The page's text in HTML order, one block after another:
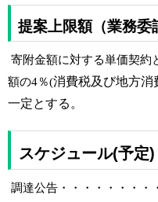
提案上限額（業務委
寄附金額に対する単価契約
額の4％(消費税及び地方消
一定とする。
スケジュール(予定)
調達公告・・・・・・・・